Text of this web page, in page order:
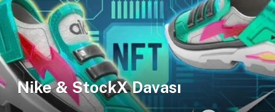
Nike & StockX Davası